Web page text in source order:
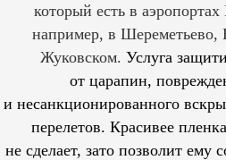
который есть в
например, в Шереметьево,
Жуковском. Услуга
от царапин,
и несанкционированного
перелетов. Красивее
не сделает, зато позволит ему